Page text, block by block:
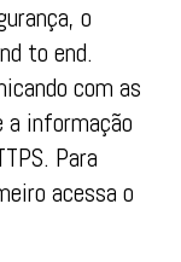
o
to end.
com as
a informação
Para
acessa o